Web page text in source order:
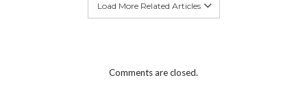
Load More Related Articles
Comments are closed.